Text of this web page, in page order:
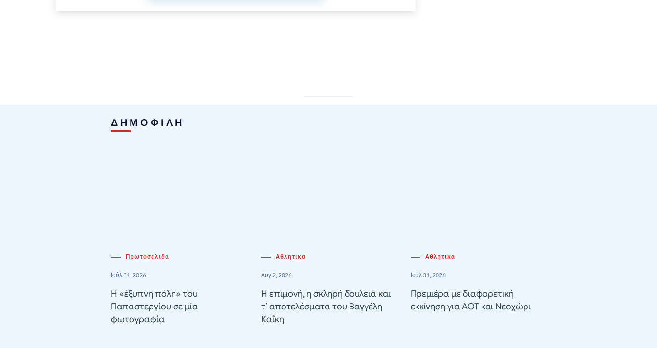
ΔΗΜΟΦΙΛΗ
Πρωτοσέλιδα
Ιούλ 31, 2026
Η «έξυπνη πόλη» του
Παπαστεργίου σε μία
φωτογραφία
Αθλητικα
Αυγ 2, 2026
Η επιμονή, η σκληρή δουλειά και
τ’ αποτελέσματα του Βαγγέλη
Καΐκη
Αθλητικα
Ιούλ 31, 2026
Πρεμιέρα με διαφορετική
εκκίνηση για ΑΟΤ και Νεοχώρι